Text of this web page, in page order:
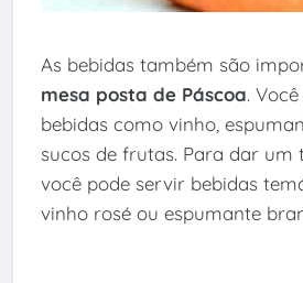
As bebidas também são
mesa posta de Páscoa.
bebidas como vinho,
sucos de frutas. Para dar um
você pode servir bebidas
vinho rosé ou espumante